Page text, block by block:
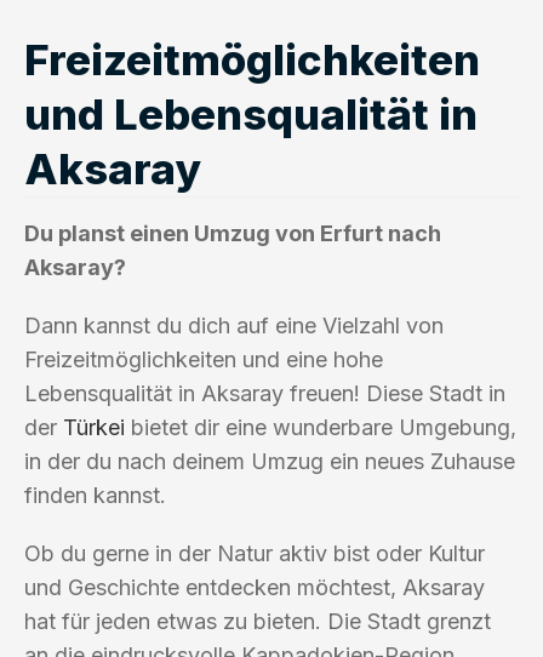
Freizeitmöglichkeiten
und Lebensqualität in
Aksaray
Du planst einen Umzug von Erfurt nach
Aksaray?
Dann kannst du dich auf eine Vielzahl von
Freizeitmöglichkeiten und eine hohe
Lebensqualität in Aksaray freuen! Diese Stadt in
der Türkei bietet dir eine wunderbare Umgebung,
in der du nach deinem Umzug ein neues Zuhause
finden kannst.
Ob du gerne in der Natur aktiv bist oder Kultur
und Geschichte entdecken möchtest, Aksaray
hat für jeden etwas zu bieten. Die Stadt grenzt